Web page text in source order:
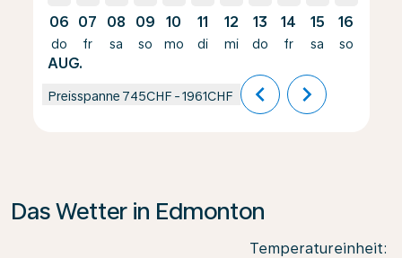
06
do
AUG.
07
fr
08
sa
09
so
10
mo
11
di
12
mi
13
do
14
fr
15
sa
16
so
Preisspanne 745CHF -1961CHF chevron_left chevron_right
Das Wetter in Edmonton
Temperatureinheit: